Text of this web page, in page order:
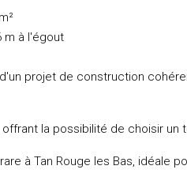
m à l'égout
projet de construction
la possibilité de choisir un
à Tan Rouge les Bas, idéale